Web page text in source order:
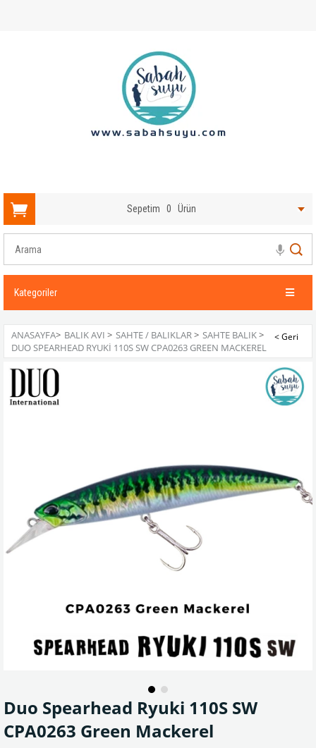
Sepetim 0 Ürün
Kategoriler
ANASAYFA> BALIK AVI > SAHTE / BALIKLAR> SAHTE BALIK>
DUO SPEARHEAD RYUKI 110S SW CPA0263 GREEN MACKEREL
Duo Spearhead Ryuki 110S SW
CPA0263 Green Mackerel